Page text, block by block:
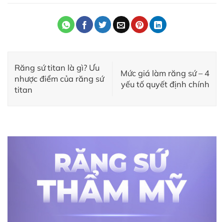
Răng sứ titan là gì? Ưu
nhược điểm của răng sứ
titan
Mức giá làm răng sứ – 4
yếu tố quyết định chính